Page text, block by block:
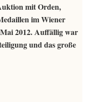
mit Orden,
im Wiener
2012. Auffällig war
und das große